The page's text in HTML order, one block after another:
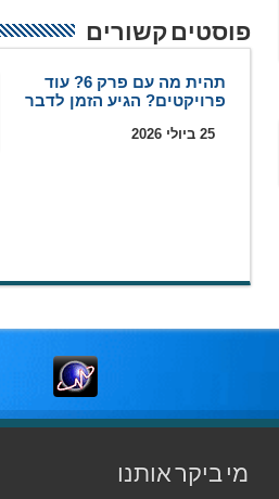
פוסטים קשורים
תהית מה עם פרק 6? עוד
פרויקטים? הגיע הזמן לדבר
25 ביולי 2026
מי ביקר אותנו